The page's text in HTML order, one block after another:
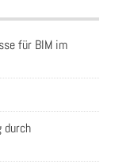
für BIM im
durch